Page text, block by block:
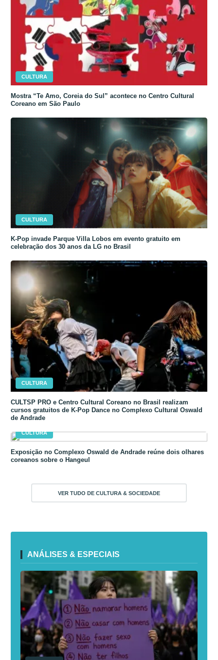
CULTURA
Mostra “Te Amo, Coreia do Sul” acontece no Centro Cultural
Coreano em São Paulo
CULTURA
K-Pop invade Parque Villa Lobos em evento gratuito em
celebração dos 30 anos da LG no Brasil
CULTURA
CULTSP PRO e Centro Cultural Coreano no Brasil realizam
cursos gratuitos de K-Pop Dance no Complexo Cultural Oswald
de Andrade
CULTURA
Exposição no Complexo Oswald de Andrade reúne dois olhares
coreanos sobre o Hangeul
VER TUDO DE CULTURA & SOCIEDADE
ANÁLISES & ESPECIAIS